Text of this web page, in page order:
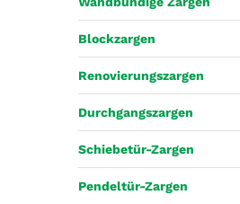
Blockzargen
Renovierungszargen
Durchgangszargen
Schiebetür-Zargen
Pendeltür-Zargen